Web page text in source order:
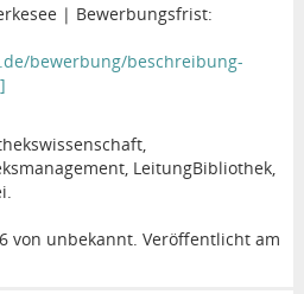
| Bewerbungsfrist:
bewerbung/beschreibung-
LeitungBibliothek,
von unbekannt. Veröffentlicht am